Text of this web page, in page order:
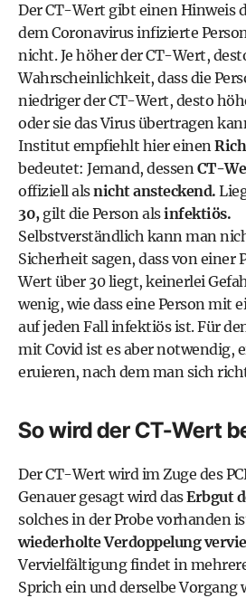
Der CT-Wert gibt einen Hinweis
dem Coronavirus infizierte
nicht. Je höher der CT-Wert,
Wahrscheinlichkeit, dass die
niedriger der CT-Wert, desto
oder sie das Virus übertragen
Institut empfiehlt hier einen
bedeutet: Jemand, dessenCT-
offiziell alsnicht ansteckend.
30,gilt die Person alsinfektiös.
Selbstverständlich kann man
Sicherheit sagen, dass von einer
Wert über 30 liegt, keinerlei
wenig, wie dass eine Person mit
auf jeden Fall infektiös ist. Für
mit Covid ist es aber notwendig,
eruieren, nach dem man sich
So wird der CT-Wert
Der CT-Wert wird im Zuge des
Genauer gesagt wird dasErbgut
solches in der Probe vorhanden
wiederholte Verdoppelung
Vervielfältigung findet in
Sprich ein und derselbe Vorgang